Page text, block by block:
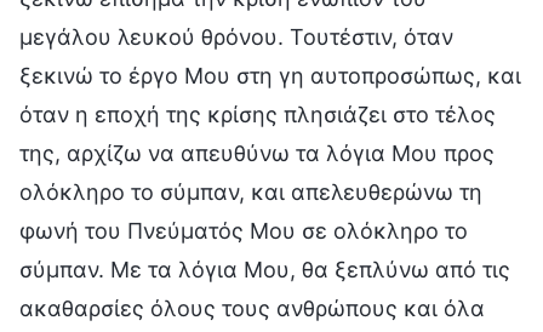
μεγάλου λευκού θρόνου. Τουτέστιν, όταν
ξεκινώ το έργο Μου στη γη αυτοπροσώπως, και
όταν η εποχή της κρίσης πλησιάζει στο τέλος
της, αρχίζω να απευθύνω τα λόγια Μου προς
ολόκληρο το σύμπαν, και απελευθερώνω τη
φωνή του Πνεύματός Μου σε ολόκληρο το
σύμπαν. Με τα λόγια Μου, θα ξεπλύνω από τις
ακαθαρσίες όλους τους ανθρώπους και όλα